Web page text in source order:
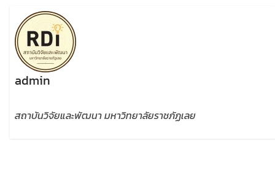
admin
สถาบันวิจัยและพัฒนา มหาวิทยาลัยราชภัฏเลย